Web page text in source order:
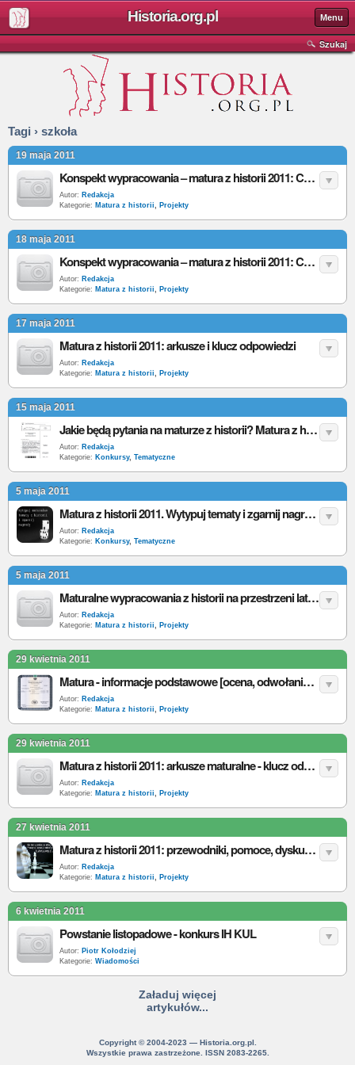
Historia.org.pl Menu
Szukaj
Tagi › szkoła
19 maja 2011
Konspekt wypracowania – matura z historii 2011: Czy zgadzasz się z opinią, że II Rzeczpospolita była państwem demokratycznym?
Autor: Redakcja
Kategorie: Matura z historii, Projekty
18 maja 2011
Konspekt wypracowania – matura z historii 2011: Czy zgadzasz się z opinią, że II Rzeczpospolita była państwem demokratycznym?
Autor: Redakcja
Kategorie: Matura z historii, Projekty
17 maja 2011
Matura z historii 2011: arkusze i klucz odpowiedzi
Autor: Redakcja
Kategorie: Matura z historii, Projekty
15 maja 2011
Jakie będą pytania na maturze z historii? Matura z historii 2011
Autor: Redakcja
Kategorie: Konkursy, Tematyczne
5 maja 2011
Matura z historii 2011. Wytypuj tematy i zgarnij nagrody
Autor: Redakcja
Kategorie: Konkursy, Tematyczne
5 maja 2011
Maturalne wypracowania z historii na przestrzeni lat. Analiza
Autor: Redakcja
Kategorie: Matura z historii, Projekty
29 kwietnia 2011
Matura - informacje podstawowe [ocena, odwołania, zwolnienia]
Autor: Redakcja
Kategorie: Matura z historii, Projekty
29 kwietnia 2011
Matura z historii 2011: arkusze maturalne - klucz odpowiedzi poziom podstawowy i rozszerzony
Autor: Redakcja
Kategorie: Matura z historii, Projekty
27 kwietnia 2011
Matura z historii 2011: przewodniki, pomoce, dyskusje, giełda pytań
Autor: Redakcja
Kategorie: Matura z historii, Projekty
6 kwietnia 2011
Powstanie listopadowe - konkurs IH KUL
Autor: Piotr Kołodziej
Kategorie: Wiadomości
Załaduj więcej
artykułów...
Copyright © 2004-2023 — Historia.org.pl.
Wszystkie prawa zastrzeżone. ISSN 2083-2265.